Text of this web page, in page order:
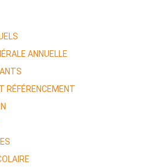
ANNUELLE
RÉFÉRENCEMENT